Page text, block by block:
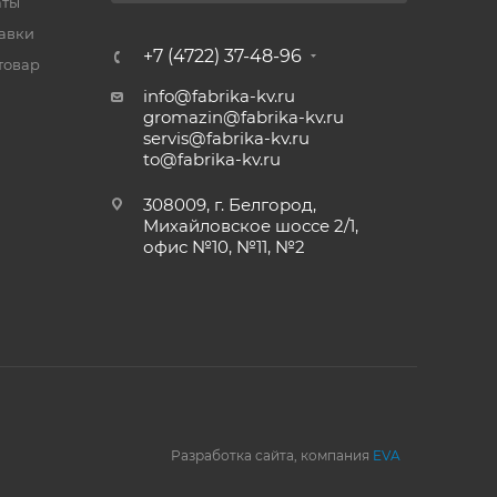
+7 (4722) 37-48-96
info@fabrika-kv.ru
gromazin@fabrika-kv.ru
servis@fabrika-kv.ru
to@fabrika-kv.ru
308009, г. Белгород,
Михайловское шоссе 2/1,
офис №10, №11, №2
Разработка сайта, компания EVA